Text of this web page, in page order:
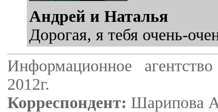
Андрей и Наталья
Дорогая, я тебя очень-
Информационное
2012г.
Корреспондент: Шарипова